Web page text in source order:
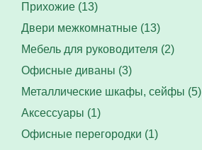
Прихожие (13)
Двери межкомнатные (13)
Мебель для руководителя (2)
Офисные диваны (3)
Металлические шкафы, сейфы (5)
Аксессуары (1)
Офисные перегородки (1)